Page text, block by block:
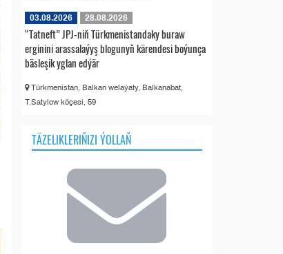
03.08.2026 28.08.2026
“Tatneft” JPJ-niň Türkmenistandaky buraw
erginini arassalaýyş blogunyň kärendesi boýunça
bäsleşik yglan edýär
Türkmenistan, Balkan welaýaty, Balkanabat,
T.Satylow köçesi, 59
TÄZELIKLERIŇIZI ÝOLLAŇ